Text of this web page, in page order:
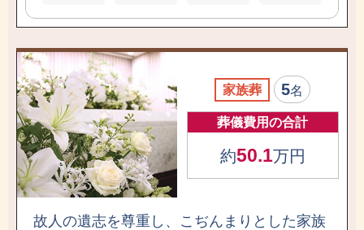
家族葬 5名
葬儀費用の合計
約50.1万円
故人の遺志を尊重し、こぢんまりとした家族